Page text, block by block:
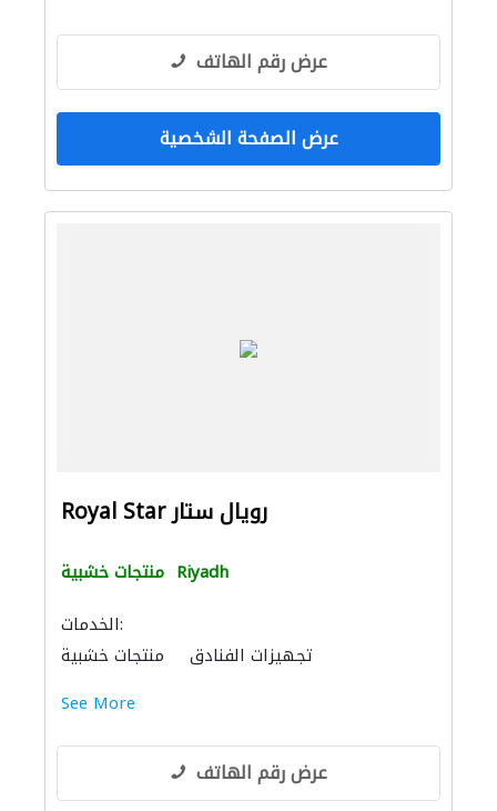
عرض رقم الهاتف
عرض الصفحة الشخصية
Royal Star رويال ستار
منتجات خشبية Riyadh
الخدمات:
منتجات خشبية
تجهيزات الفنادق
الأثاث المكتبي
موردو أثاث المناسبات نقل اثاث
See More
عرض رقم الهاتف